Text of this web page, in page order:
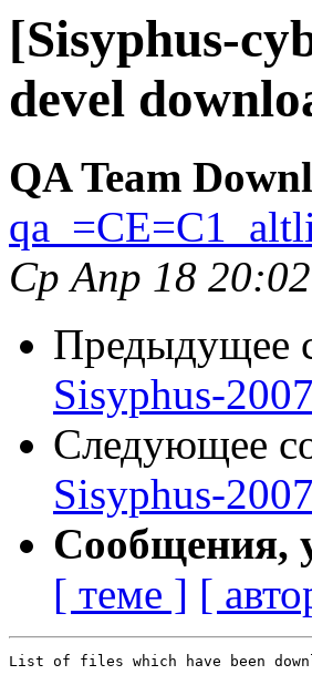
[Sisyphus-
devel
QA Team
Ср Апр 18
Предыдущее
Sisyphus-
Следующее
Sisyphus-
Сообщения,
[ теме ] [
List of files which have been